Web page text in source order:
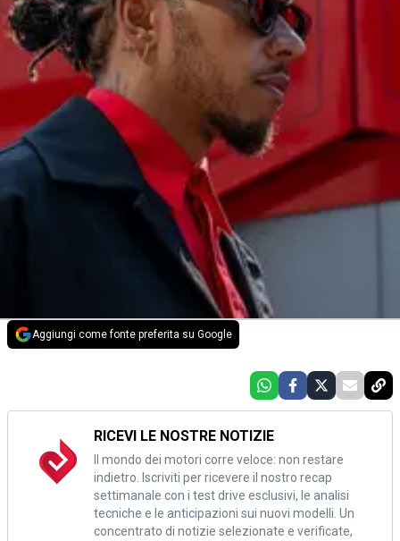
Aggiungi come fonte preferita su Google
RICEVI LE NOSTRE NOTIZIE
Il mondo dei motori corre veloce: non restare
indietro. Iscriviti per ricevere il nostro recap
settimanale con i test drive esclusivi, le analisi
tecniche e le anticipazioni sui nuovi modelli. Un
concentrato di notizie selezionate e verificate,